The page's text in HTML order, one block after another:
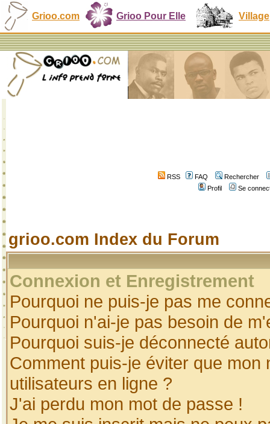
Grioo.com Grioo Pour Elle Village
RSS FAQ
Rechercher
Profil
Se
grioo.com Index du Forum
Connexion et Enregistrement
Pourquoi ne puis-je pas me
Pourquoi n'ai-je pas besoin de
Pourquoi suis-je déconnecté
Comment puis-je éviter que
utilisateurs en ligne ?
J'ai perdu mon mot de passe !